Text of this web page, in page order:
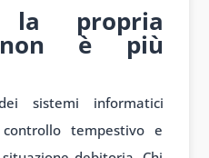
la propria
non è più
sistemi informatici
controllo tempestivo e